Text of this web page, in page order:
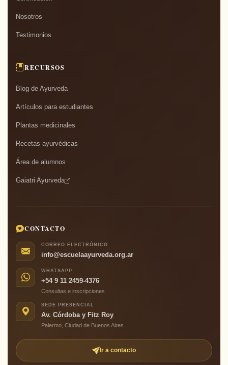
Nosotros
Testimonios
RECURSOS
Blog de Ayurveda
Artículos para estudiantes
Plantas medicinales
Recetas ayurvédicas
Área de alumnos
Gaiatri Ayurveda
CONTACTO
CORREO ELECTRÓNICO
info@escuelaayurveda.org.ar
WHATSAPP
+54 9 11 2459-4376
Consultas e inscripciones
SEDE PRESENCIAL
Av. Córdoba y Fitz Roy
Palermo, Ciudad de Buenos Aires
Ir a contacto